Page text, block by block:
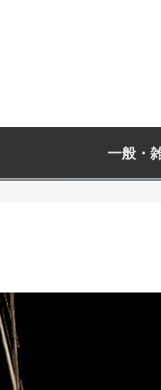
一般・